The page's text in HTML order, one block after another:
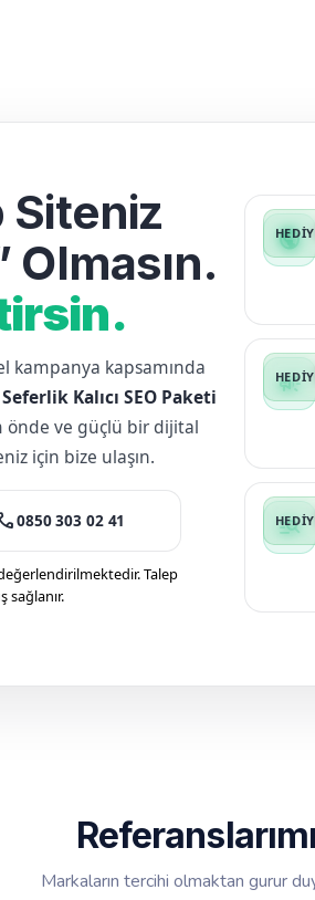
Siteniz
Olmasın.
kampanya kapsamında
Kalıcı SEO Paketi
önde ve güçlü bir dijital
için bize ulaşın.
0850 303 02 41
Talep
sağlanır.
public
campaign
manage_search
Markaların tercihi olmaktan gurur